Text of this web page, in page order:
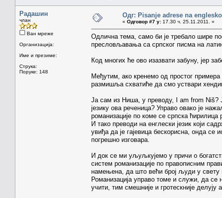
Радашин
члан
Ван мреже
Организација:
Име и презиме:
Струка:
Поруке: 148
Одг: Pisanje adrese na
« Одговор #7 у: 17.30 ч. 25.11.2011. »
Одлична тема, само би је требало шире
пресловљавања са српског писма на
Код многих ће ово изазвати забуну, јер
Међутим, ако кренемо од простог
размишља схватиће да смо уствари
Ја сам из Ниша, у преводу, I am from Niš?
језику ова реченица? Управо овако је
романизације по коме се српска ћирилица
И тако преводи на енглески језик који
увиђа да је гајевица бескорисна, онда се
погрешно изговара.
И док се ми уљуљкујемо у причи о
систем романизације по правописним
намењена, да што већи број људи у свету
Романизација управо томе и служи, да се
учити, тим смешније и гротескније делују